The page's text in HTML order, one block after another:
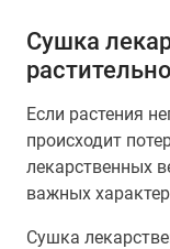
Сушка
Если растения
происходит
лекарственных
важных
Сушка